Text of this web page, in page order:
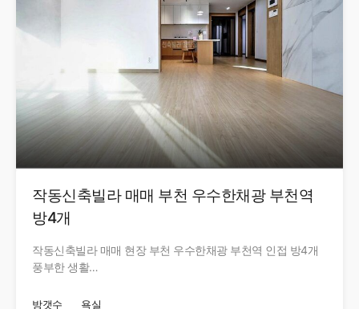
작동신축빌라 매매 부천 우수한채광 부천역
방4개
작동신축빌라 매매 현장 부천 우수한채광 부천역 인접 방4개
풍부한 생활…
방갯수 욕실